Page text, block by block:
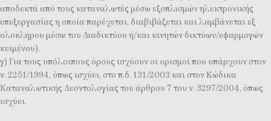
αποδεκτά από τους καταναλωτές μέσω εξοπλισμών ηλεκτρονικής
επεξεργασίας η οποία παρέχεται, διαβιβάζεται και λαμβάνεται εξ
ολοκλήρου μέσω του Διαδικτύου ή/και κινητών δικτύων/εφαρμογών
κειμένου).
γ) Για τους υπόλοιπους όρους ισχύουν οι ορισμοί που υπάρχουν στον
ν. 2251/1994, όπως ισχύει, στο π.δ. 131/2003 και στον Κώδικα
Καταναλωτικής Δεοντολογίας του άρθρου 7 του ν. 3297/2004, όπως
ισχύει.